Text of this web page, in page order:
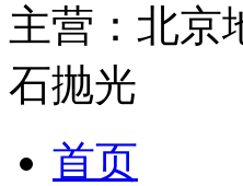
主营：北京
石抛光
首页